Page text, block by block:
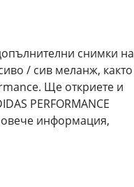
снимки на
/ сив меланж, както
Ще откриете и
PERFORMANCE
информация,